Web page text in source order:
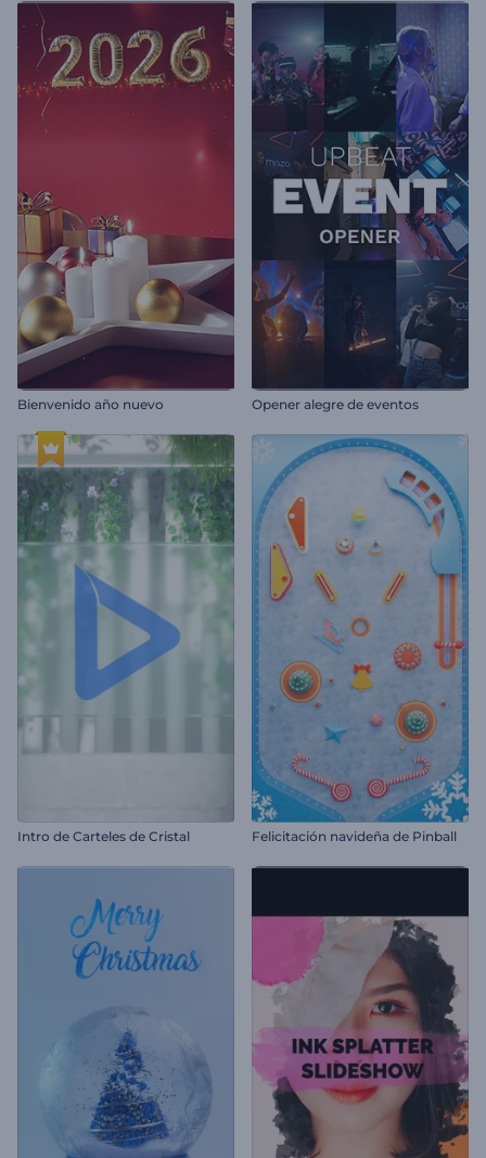
Bienvenido año nuevo Opener alegre de eventos
Intro de Carteles de Cristal Felicitación navideña de Pinball